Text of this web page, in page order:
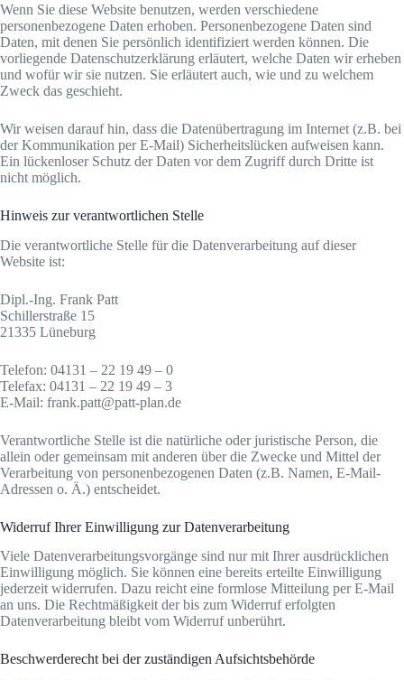
Wenn Sie diese Website benutzen, werden verschiedene
personenbezogene Daten erhoben. Personenbezogene Daten sind
Daten, mit denen Sie persönlich identifiziert werden können. Die
vorliegende Datenschutzerklärung erläutert, welche Daten wir erheben
und wofür wir sie nutzen. Sie erläutert auch, wie und zu welchem
Zweck das geschieht.
Wir weisen darauf hin, dass die Datenübertragung im Internet (z.B. bei
der Kommunikation per E-Mail) Sicherheitslücken aufweisen kann.
Ein lückenloser Schutz der Daten vor dem Zugriff durch Dritte ist
nicht möglich.
Hinweis zur verantwortlichen Stelle
Die verantwortliche Stelle für die Datenverarbeitung auf dieser
Website ist:
Dipl.-Ing. Frank Patt
Schillerstraße 15
21335 Lüneburg
Telefon: 04131 – 22 19 49 – 0
Telefax: 04131 – 22 19 49 – 3
E-Mail: frank.patt@patt-plan.de
Verantwortliche Stelle ist die natürliche oder juristische Person, die
allein oder gemeinsam mit anderen über die Zwecke und Mittel der
Verarbeitung von personenbezogenen Daten (z.B. Namen, E-Mail-
Adressen o. Ä.) entscheidet.
Widerruf Ihrer Einwilligung zur Datenverarbeitung
Viele Datenverarbeitungsvorgänge sind nur mit Ihrer ausdrücklichen
Einwilligung möglich. Sie können eine bereits erteilte Einwilligung
jederzeit widerrufen. Dazu reicht eine formlose Mitteilung per E-Mail
an uns. Die Rechtmäßigkeit der bis zum Widerruf erfolgten
Datenverarbeitung bleibt vom Widerruf unberührt.
Beschwerderecht bei der zuständigen Aufsichtsbehörde